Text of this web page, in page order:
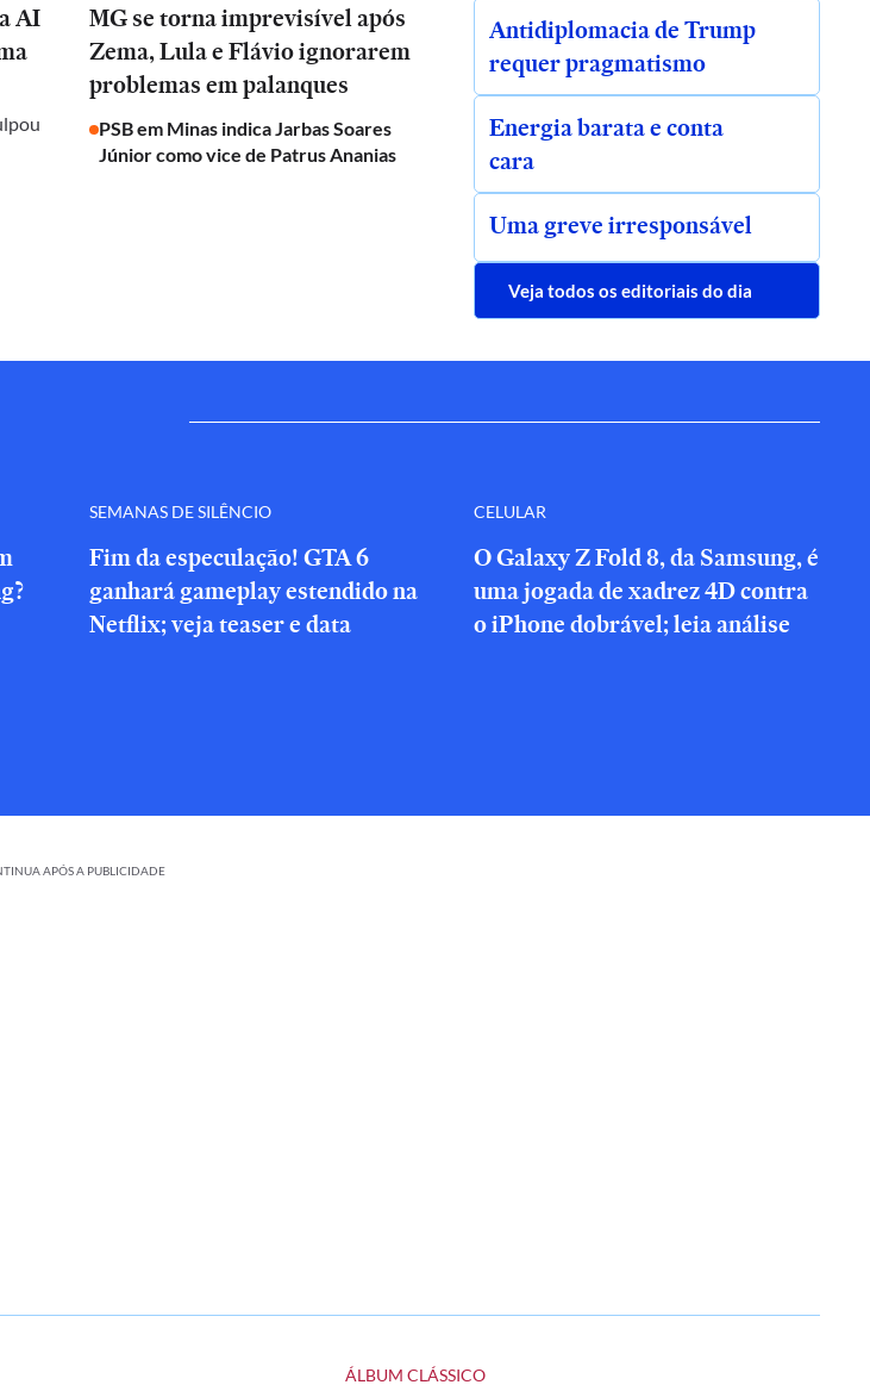
AI
MG se torna imprevisível após
Zema, Lula e Flávio ignorarem
problemas em palanques
PSB em Minas indica Jarbas Soares
Júnior como vice de Patrus Ananias
Antidiplomacia de Trump
requer pragmatismo
Energia barata e conta
cara
Uma greve irresponsável
Veja todos os editoriais do dia
SEMANAS DE SILÊNCIO
Fim da especulação! GTA 6
ganhará gameplay estendido na
Netflix; veja teaser e data
CELULAR
O Galaxy Z Fold 8, da Samsung, é
uma jogada de xadrez 4D contra
o iPhone dobrável; leia análise
APÓS A PUBLICIDADE
ÁLBUM CLÁSSICO